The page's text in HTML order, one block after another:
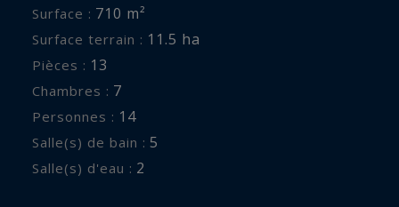
Salon avec cheminée et kitchenette
Suite 6 : Lit 180, Salle de bains avec douche et
baignoire
Suite 7 : Lits simples, Salle de bains avec douche
et baignoire
Dépendance :
Surface : 710 m²
Surface terrain : 11.5 ha
Pièces : 13
Chambres : 7
Personnes : 14
Salle(s) de bain : 5
Salle(s) d'eau : 2